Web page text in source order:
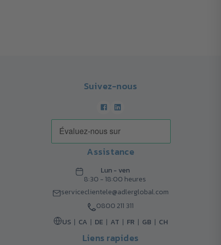
Suivez-nous
Assistance
Lun - ven
8:30 - 18:00 heures
serviceclientele@adlerglobal.com
0800 211 311
US
CA DE AT FR GB CH
Liens rapides